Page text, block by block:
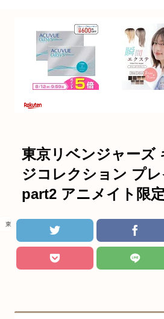
東京リベンジャーズ
ジコレクション プ
part2 アニメイト限定
東京リベンジャーズ